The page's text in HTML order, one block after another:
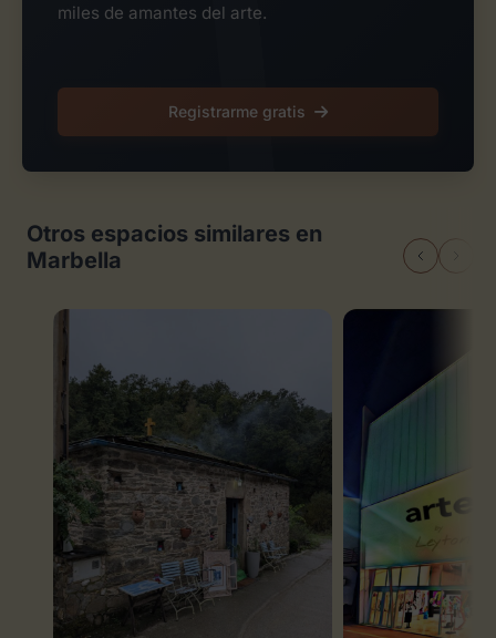
miles de amantes del arte.
Registrarme gratis
Otros espacios similares en
Marbella